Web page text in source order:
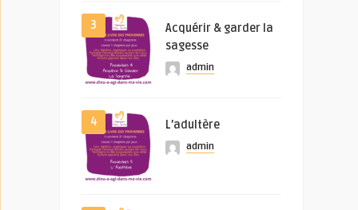
3
Acquérir & garder la
sagesse
admin
4 L’adultère
admin